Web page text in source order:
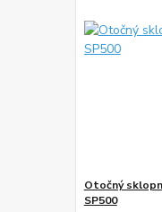
Otočný
SP500